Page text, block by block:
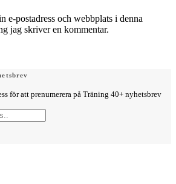
e-postadress och webbplats i denna
jag skriver en kommentar.
för att prenumerera på Träning 40+ nyhetsbrev